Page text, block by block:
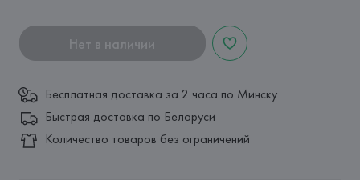
Нет в наличии
Бесплатная доставка за 2 часа по Минску
Быстрая доставка по Беларуси
Количество товаров без ограничений